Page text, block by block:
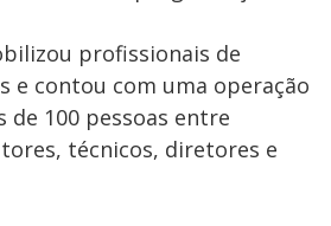
profissionais de
e contou com uma operação
de 100 pessoas entre
técnicos, diretores e